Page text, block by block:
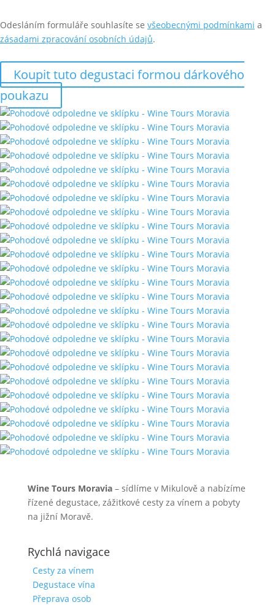
Odesláním formuláře souhlasíte se všeobecnými podmínkami a
zásadami zpracování osobních údajů.
Koupit tuto degustaci formou dárkového
poukazu
Wine Tours Moravia– sídlíme v Mikulově a nabízíme
řízené degustace, zážitkové cesty za vínem a pobyty
na jižní Moravě.
Rychlá navigace
Cesty za vínem
Degustace vína
Přeprava osob